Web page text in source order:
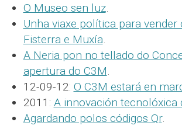
O Museo sen luz.
Unha viaxe política para
Fisterra e Muxía.
A Neria pon no tellado do
apertura do C3M.
12-09-12: O C3M estará en
2011: A innovación tecnolóxica
Agardando polos códigos Qr.